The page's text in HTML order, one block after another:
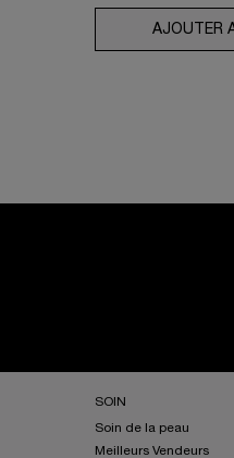
AJOUTER
SOIN
Soin de la peau
Meilleurs Vendeurs